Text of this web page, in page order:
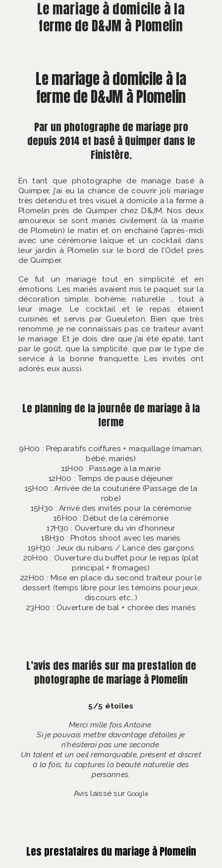
CONTACT
Le mariage à domicile à la
ferme de D&JM à Plomelin
Le mariage à domicile à la
ferme de D&JM à Plomelin
Par un photographe de mariage pro
depuis 2014 et basé à Quimper dans le
Finistère.
En tant que photographe de mariage basé à
Quimper, j’ai eu la chance de couvrir joli mariage
très détendu et très visuel à domicile à la ferme à
Plomelin près de Quimper chez D&JM. Nos deux
amoureux se sont mariés civilement (à la mairie
de Plomelin) le matin et on enchainé l’après-midi
avec une cérémonie laïque et un cocktail dans
leur jardin à Plomelin sur le bord de l’Odet près
de Quimper.
Ce fut un mariage tout en simplicité et en
émotions. Les mariés avaient mis le paquet sur la
décoration simple, bohème, naturelle … tout à
leur image. Le cocktail et le repas étaient
cuisinés et servis par Gueuleton. Bien que très
renommé, je ne connaissais pas ce traiteur avant
le mariage. Et je dois dire que j’ai été épaté, tant
par le goût, que la simplicité, que par le type de
service à la bonne franquette. Les invités ont
adorés eux aussi.
Le planning de la journée de mariage à la
ferme
9H00 : Préparatifs coiffures + maquillage (maman,
bébé, mariés)
11H00 : Passage à la mairie
12H00 : Temps de pause déjeuner
15H00 : Arrivée de la couturière (Passage de la
robe)
15H30 : Arrivé des invités pour la cérémonie
16H00 : Début de la cérémonie
17H30 : Ouverture du vin d’honneur
18H30 : Photos shoot avec les mariés
19H30 : Jeux du rubans / Lancé des garçons
20H00 : Ouverture du buffet pour le repas (plat
principal + fromages)
22H00 : Mise en place du second traiteur pour le
dessert (temps libre pour les témoins pour jeux,
discours etc…)
23H00 : Ouverture de bal + chorée des mariés
L’avis des mariés sur ma prestation de
photographe de mariage à Plomelin
5/5 étoiles
Merci mille fois Antoine.
Si je pouvais mettre davantage d’étoiles je
n’hésiterai pas une seconde.
Un talent et un oeil remarquable, présent et discret
à la fois, tu captures la beauté naturelle des
personnes.
Avis laissé sur Google
Les prestataires du mariage à Plomelin